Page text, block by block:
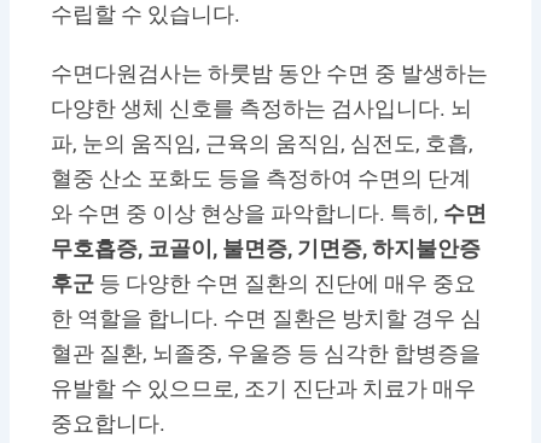
수립할 수 있습니다.
수면다원검사는 하룻밤 동안 수면 중 발생하는
다양한 생체 신호를 측정하는 검사입니다. 뇌
파, 눈의 움직임, 근육의 움직임, 심전도, 호흡,
혈중 산소 포화도 등을 측정하여 수면의 단계
와 수면 중 이상 현상을 파악합니다. 특히, 수면
무호흡증, 코골이, 불면증, 기면증, 하지불안증
후군 등 다양한 수면 질환의 진단에 매우 중요
한 역할을 합니다. 수면 질환은 방치할 경우 심
혈관 질환, 뇌졸중, 우울증 등 심각한 합병증을
유발할 수 있으므로, 조기 진단과 치료가 매우
중요합니다.